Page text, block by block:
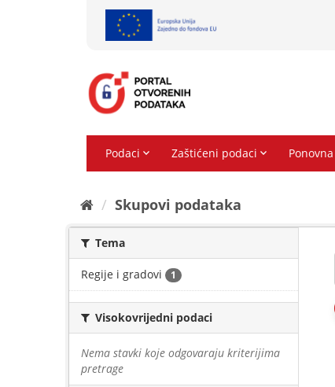
Skupovi podаtаkа
Tema
Regije i gradovi 1
Visokovrijedni podaci
Nema stavki koje odgovaraju kriterijima
pretrage